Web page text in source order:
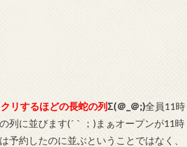
リするほどの長蛇の列Σ(＠_＠;)全員11時
列に並びます(´｀；)まぁオープンが11時
約したのに並ぶということではなく、